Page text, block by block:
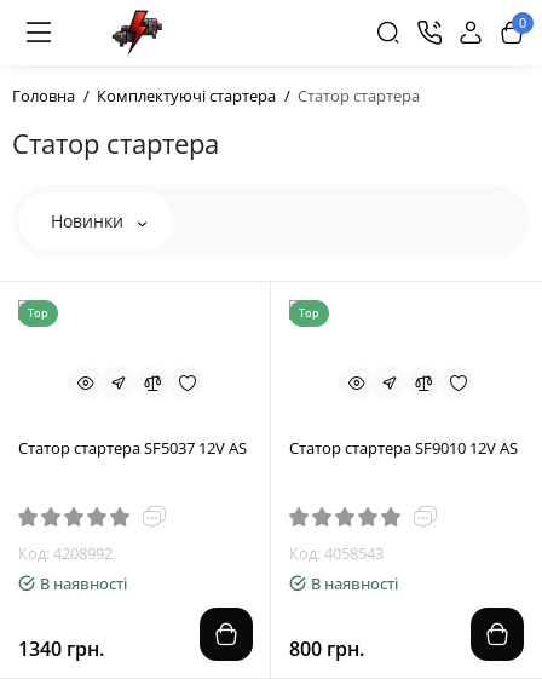
0
Головна Комплектуючі стартера Статор стартера
Статор стартера
Новинки
Top
Статор стартера SF5037 12V AS
Код: 4208992
В наявності
1340 грн.
Top
Статор стартера SF9010 12V AS
Код: 4058543
В наявності
800 грн.